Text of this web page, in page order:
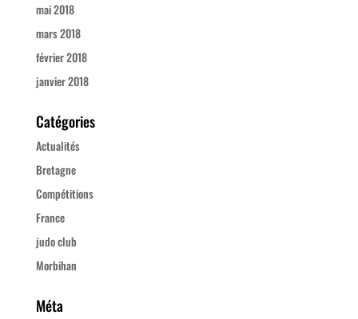
mai 2018
mars 2018
février 2018
janvier 2018
Catégories
Actualités
Bretagne
Compétitions
France
judo club
Morbihan
Méta